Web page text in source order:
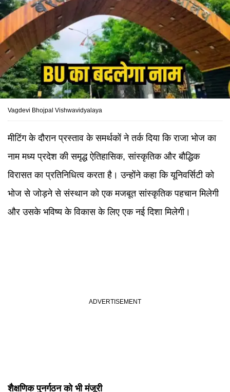
Vagdevi Bhojpal Vishwavidyalaya
मीटिंग के दौरान प्रस्ताव के समर्थकों ने तर्क दिया कि राजा भोज का
नाम मध्य प्रदेश की समृद्ध ऐतिहासिक, सांस्कृतिक और बौद्धिक
विरासत का प्रतिनिधित्व करता है। उन्होंने कहा कि यूनिवर्सिटी को
भोज से जोड़ने से संस्थान को एक मजबूत सांस्कृतिक पहचान मिलेगी
और उसके भविष्य के विकास के लिए एक नई दिशा मिलेगी।
शैक्षणिक पुनर्गठन को भी मंजूरी